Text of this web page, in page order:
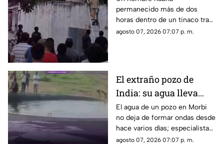
termina atrapado
permanecido más de dos
horas dentro de un tinaco tras
intentar ocultarse en una
agosto 07, 2026 07:07 p. m.
El extraño pozo de
India: su agua lleva
días en movimiento y
nadie sabe aún por qué
El agua de un pozo en Morbi
no deja de formar ondas desde
hace varios días; especialistas
ya investigan qué ocurre bajo
agosto 07, 2026 07:07 p. m.